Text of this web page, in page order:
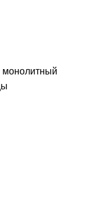
монолитный